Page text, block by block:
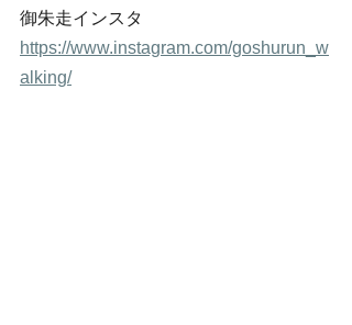
御朱走インスタ
https://www.instagram.com/goshurun_w
alking/